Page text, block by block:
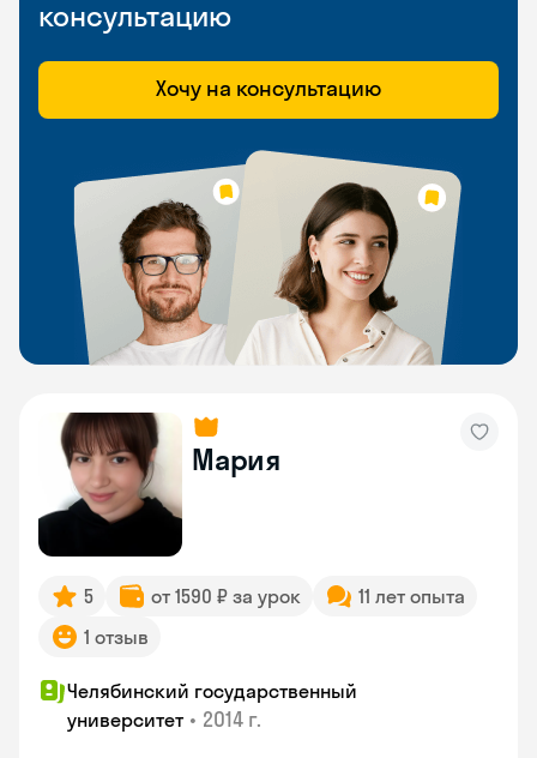
консультацию
Хочу на консультацию
Мария
5 от 1590 ₽ за урок
11 лет опыта
1 отзыв
Челябинский государственный
университет • 2014 г.